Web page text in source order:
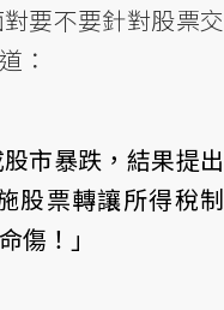
要不要針對股票交
：
市暴跌，結果提出
股票轉讓所得稅制
傷！」